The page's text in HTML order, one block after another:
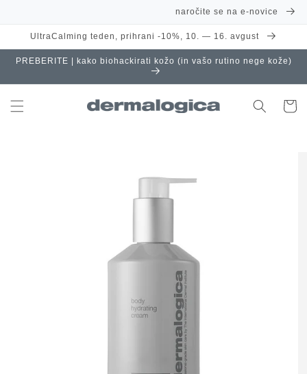
naročite se na e-novice
UltraCalming teden, prihrani -10%, 10. — 16. avgust
PREBERITE | kako biohackirati kožo (in vašo rutino nege kože)